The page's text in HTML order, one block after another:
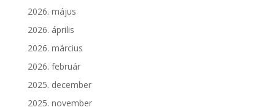
2026. május
2026. április
2026. március
2026. február
2025. december
2025. november